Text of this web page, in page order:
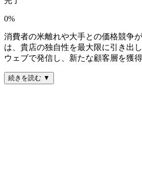
0%
消費者の米離れや大手との価格競争
は、貴店の独自性を最大限に引き出
ウェブで発信し、新たな顧客層を獲得
続きを読む ▼